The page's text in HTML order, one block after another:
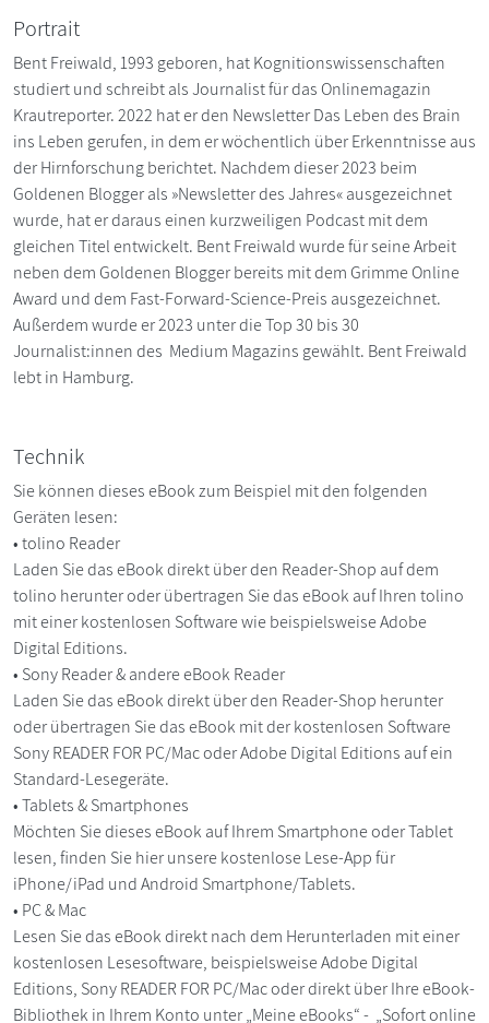
Portrait
Bent Freiwald, 1993 geboren, hat Kognitionswissenschaften
studiert und schreibt als Journalist für das Onlinemagazin
Krautreporter. 2022 hat er den Newsletter Das Leben des Brain
ins Leben gerufen, in dem er wöchentlich über Erkenntnisse aus
der Hirnforschung berichtet. Nachdem dieser 2023 beim
Goldenen Blogger als »Newsletter des Jahres« ausgezeichnet
wurde, hat er daraus einen kurzweiligen Podcast mit dem
gleichen Titel entwickelt. Bent Freiwald wurde für seine Arbeit
neben dem Goldenen Blogger bereits mit dem Grimme Online
Award und dem Fast-Forward-Science-Preis ausgezeichnet.
Außerdem wurde er 2023 unter die Top 30 bis 30
Journalist:innen des Medium Magazins gewählt. Bent Freiwald
lebt in Hamburg.
Technik
Sie können dieses eBook zum Beispiel mit den folgenden
Geräten lesen:
• tolino Reader
Laden Sie das eBook direkt über den Reader-Shop auf dem
tolino herunter oder übertragen Sie das eBook auf Ihren tolino
mit einer kostenlosen Software wie beispielsweise Adobe
Digital Editions.
• Sony Reader & andere eBook Reader
Laden Sie das eBook direkt über den Reader-Shop herunter
oder übertragen Sie das eBook mit der kostenlosen Software
Sony READER FOR PC/Mac oder Adobe Digital Editions auf ein
Standard-Lesegeräte.
• Tablets & Smartphones
Möchten Sie dieses eBook auf Ihrem Smartphone oder Tablet
lesen, finden Sie hier unsere kostenlose Lese-App für
iPhone/iPad und Android Smartphone/Tablets.
• PC & Mac
Lesen Sie das eBook direkt nach dem Herunterladen mit einer
kostenlosen Lesesoftware, beispielsweise Adobe Digital
Editions, Sony READER FOR PC/Mac oder direkt über Ihre eBook-
Bibliothek in Ihrem Konto unter „Meine eBooks“ - „Sofort online